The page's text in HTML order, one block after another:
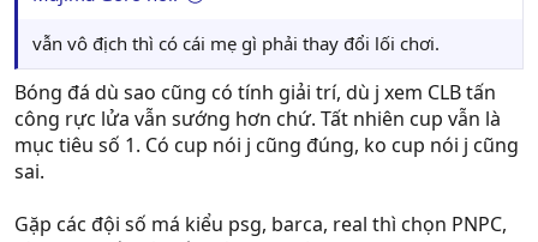
vẫn vô địch thì có cái mẹ gì phải thay đổi lối chơi.
Bóng đá dù sao cũng có tính giải trí, dù j xem CLB tấn
công rực lửa vẫn sướng hơn chứ. Tất nhiên cup vẫn là
mục tiêu số 1. Có cup nói j cũng đúng, ko cup nói j cũng
sai.
Gặp các đội số má kiểu psg, barca, real thì chọn PNPC,